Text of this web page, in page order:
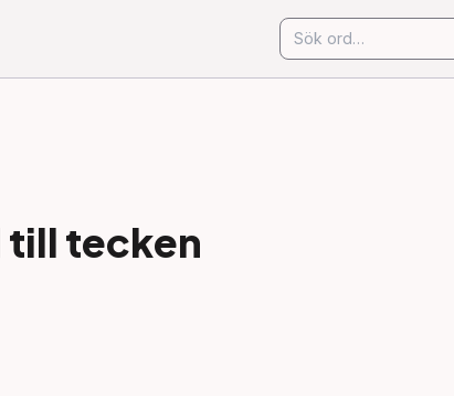
till tecken